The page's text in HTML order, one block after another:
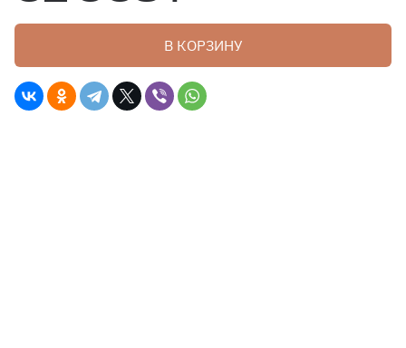
В КОРЗИНУ